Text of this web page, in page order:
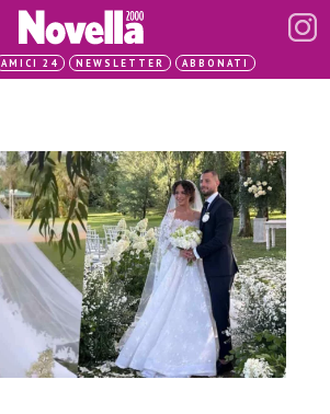
AMICI 24 NEWSLETTER ABBONATI